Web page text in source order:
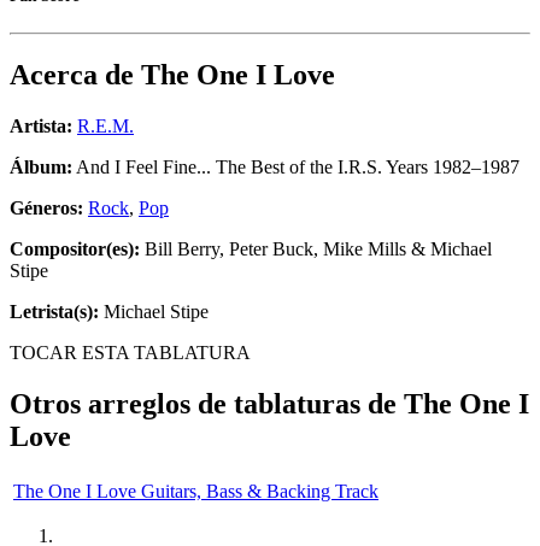
Acerca de The One I Love
Artista: R.E.M.
Álbum: And I Feel Fine... The Best of the I.R.S. Years 1982–1987
Géneros: Rock, Pop
Compositor(es): Bill Berry, Peter Buck, Mike Mills & Michael
Stipe
Letrista(s): Michael Stipe
TOCAR ESTA TABLATURA
Otros arreglos de tablaturas de The One I
Love
The One I Love Guitars, Bass & Backing Track